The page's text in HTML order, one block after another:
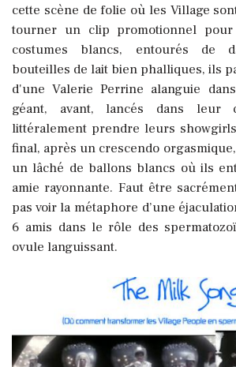
cette scène de folie où les Village
tourner un clip promotionnel
costumes blancs, entourés de
bouteilles de lait bien phalliques, ils
d'une Valerie Perrine alanguie
géant, avant, lancés dans leur
littéralement prendre leurs
final, après un crescendo
un lâché de ballons blancs où ils
amie rayonnante. Faut être
pas voir la métaphore d’une
6 amis dans le rôle des
ovule languissant.